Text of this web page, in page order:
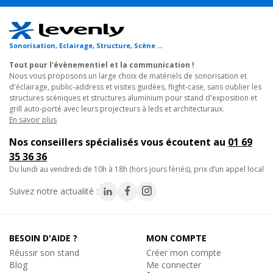
scénographies avec efficacité.
Accentuer les effets visuels lors d’une soirée en discothèque.
Mettre en valeur lesjeux de lumière pour soiréeprivée ou
associative.
Créer une ambiance immersive pour un concert ou un
spectacle.
Donner une atmosphère unique à un mariage ou une
Silencieuse, performante et simple à contrôler, cette
à brouillard + jeux de lumière professionnelsgarantit un
rendu visuel saisissant pour toutes vos prestations.
Ajouter au panier
Sonorisation, Eclairage, Structure, Scène ...
Tout pour l'évènementiel et la communication !
Nous vous proposons un large choix de matériels de sonorisation et
d'éclairage, public-address et visites guidées, flight-case, sans oublier les
structures scéniques et structures aluminium pour stand d'exposition et
grill auto-porté avec leurs projecteurs à leds et architecturaux.
En savoir plus
Nos conseillers spécialisés vous écoutent au 01 69
35 36 36
du lundi au vendredi de 10h à 18h (hors jours fériés), prix d’un appel local
Suivez notre actualité :
BESOIN D'AIDE ?
Réussir son stand
Blog
MON COMPTE
Créer mon compte
Me connecter